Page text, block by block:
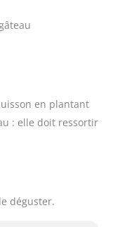
en plantant
: elle doit ressortir
déguster.